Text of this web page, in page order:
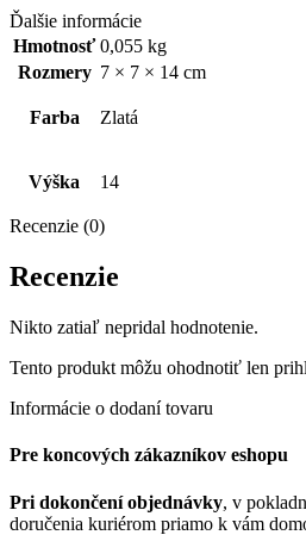
Ďalšie informácie
Hmotnosť 0,055 kg
Rozmery 7 × 7 × 14 cm
Farba Zlatá
Výška 14
Recenzie (0)
Recenzie
Nikto zatiaľ nepridal hodnotenie.
Tento produkt môžu ohodnotiť len
Informácie o dodaní tovaru
Pre koncových zákazníkov eshopu
Pri dokončení objednávky, v
doručenia kuriérom priamo k vám